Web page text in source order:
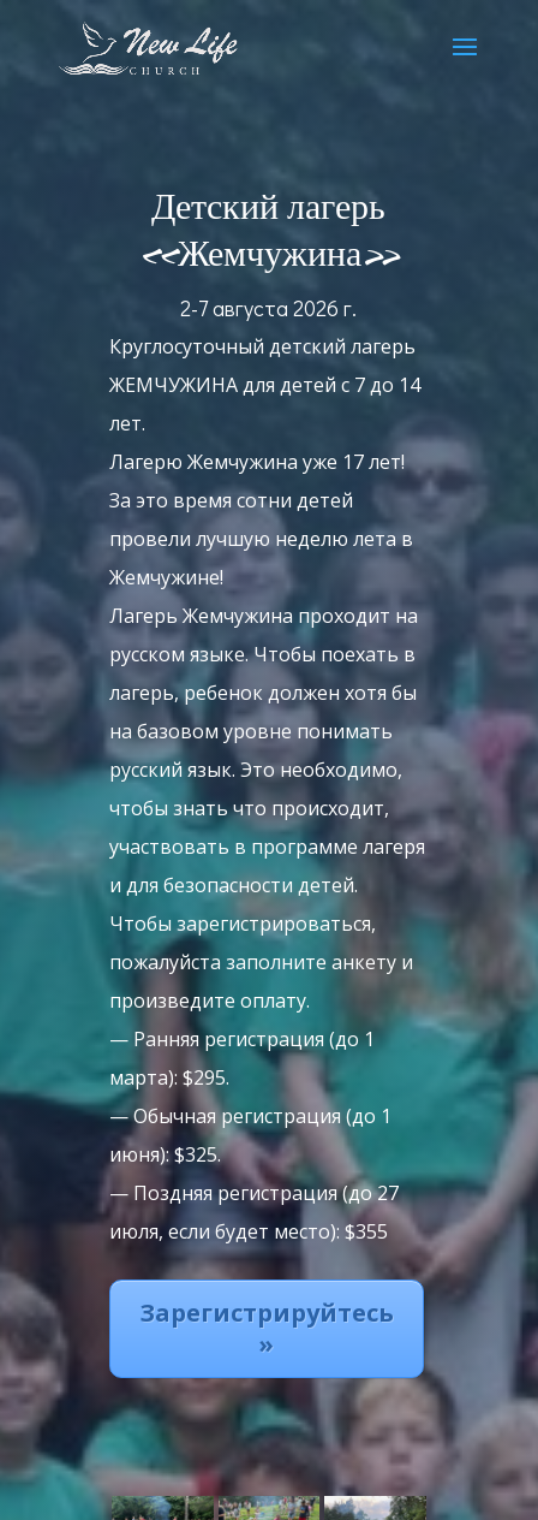
Детский лагерь
«Жемчужина»
2-7 августа 2026 г.
Круглосуточный детский лагерь
ЖЕМЧУЖИНА для детей с 7 до 14
лет.
Лагерю Жемчужина уже 17 лет!
За это время сотни детей
провели лучшую неделю лета в
Жемчужине!
Лагерь Жемчужина проходит на
русском языке. Чтобы поехать в
лагерь, ребенок должен хотя бы
на базовом уровне понимать
русский язык. Это необходимо,
чтобы знать что происходит,
участвовать в программе лагеря
и для безопасности детей.
Чтобы зарегистрироваться,
пожалуйста заполните анкету и
произведите оплату.
— Ранняя регистрация (до 1
марта): $295.
— Обычная регистрация (до 1
июня): $325.
— Поздняя регистрация (до 27
июля, если будет место): $355
Зарегистрируйтесь
»